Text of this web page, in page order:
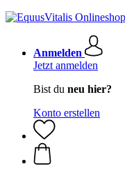
Anmelden
Jetzt anmelden
Bist du neu hier?
Konto erstellen